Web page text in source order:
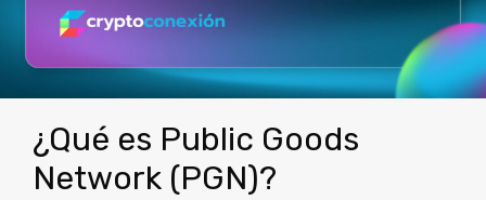
¿Qué es Public Goods
Network (PGN)?